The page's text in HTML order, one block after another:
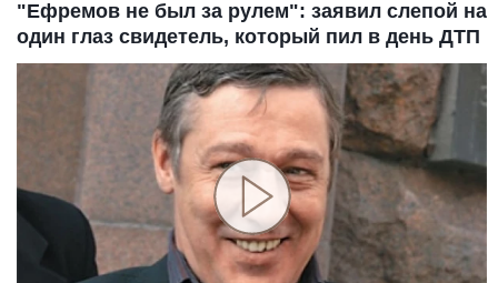
"Ефремов не был за рулем": заявил слепой на
один глаз свидетель, который пил в день ДТП